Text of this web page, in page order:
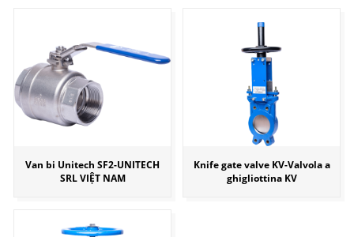
Van bi Unitech SF2-UNITECH
SRL VIỆT NAM
Knife gate valve KV-Valvola a
ghigliottina KV